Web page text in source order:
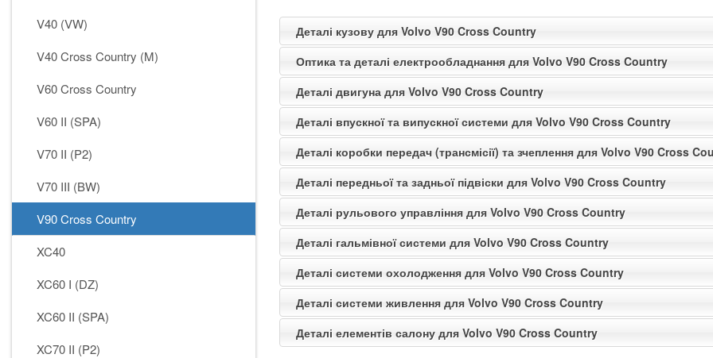
V40 (VW)
V40 Cross Country (M)
V60 Cross Country
V60 II (SPA)
V70 II (P2)
V70 III (BW)
V90 Cross Country
XC40
XC60 I (DZ)
XC60 II (SPA)
XC70 II (P2)
Деталі кузову для Volvo V90 Cross Country
Оптика та деталі електрообладнання для Volvo V90 Cross Country
Деталі двигуна для Volvo V90 Cross Country
Деталі впускної та випускної системи для Volvo V90 Cross Country
Деталі коробки передач (трансмісії) та зчеплення для Volvo V90 Cross
Деталі передньої та задньої підвіски для Volvo V90 Cross Country
Деталі рульового управління для Volvo V90 Cross Country
Деталі гальмівної системи для Volvo V90 Cross Country
Деталі системи охолодження для Volvo V90 Cross Country
Деталі системи живлення для Volvo V90 Cross Country
Деталі елементів салону для Volvo V90 Cross Country